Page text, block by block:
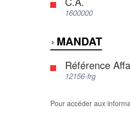
1600000
MANDAT
Référence
12156-frg
Pour accéder aux